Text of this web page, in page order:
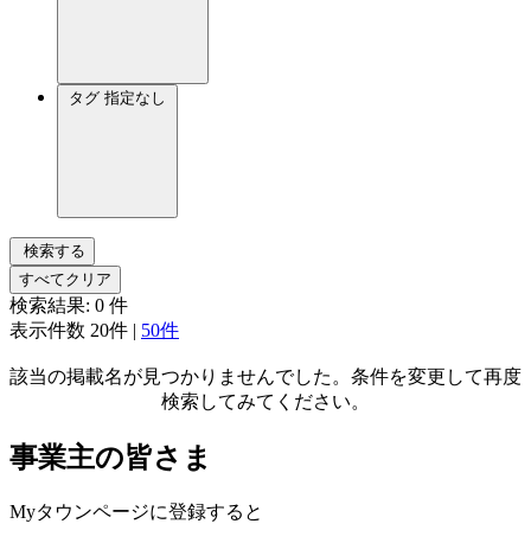
タグ 指定なし
検索する
すべてクリア
検索結果: 0 件
表示件数 20件 | 50件
該当の掲載名が見つかりませんでした。条件を変更して再度
検索してみてください。
事業主の皆さま
Myタウンページに登録すると